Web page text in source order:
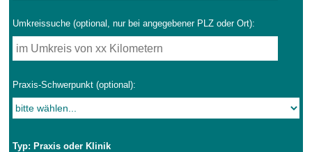
Umkreissuche (optional, nur bei angegebener PLZ oder Ort):
Praxis-Schwerpunkt (optional):
Typ: Praxis oder Klinik